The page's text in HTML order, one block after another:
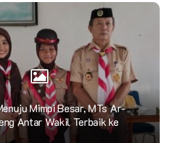
Mimpi Besar, MTs Ar-
Antar Wakil Terbaik ke